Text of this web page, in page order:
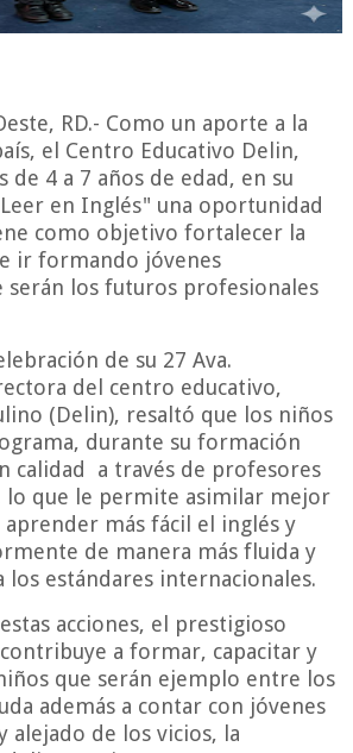
RD.- Como un aporte a la
el Centro Educativo Delin,
de 4 a 7 años de edad, en su
en Inglés" una oportunidad
como objetivo fortalecer la
ir formando jóvenes
serán los futuros profesionales
de su 27 Ava.
del centro educativo,
(Delin), resaltó que los niños
durante su formación
calidad a través de profesores
lo que le permite asimilar mejor
aprender más fácil el inglés y
de manera más fluida y
los estándares internacionales.
acciones, el prestigioso
a formar, capacitar y
que serán ejemplo entre los
además a contar con jóvenes
alejado de los vicios, la